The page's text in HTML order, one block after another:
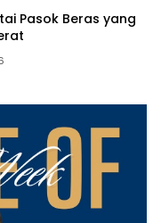
Pasok Beras yang